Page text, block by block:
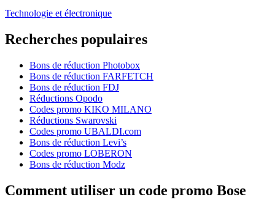
Technologie et électronique
Recherches populaires
Bons de réduction Photobox
Bons de réduction FARFETCH
Bons de réduction FDJ
Réductions Opodo
Codes promo KIKO MILANO
Réductions Swarovski
Codes promo UBALDI.com
Bons de réduction Levi’s
Codes promo LOBERON
Bons de réduction Modz
Comment utiliser un code promo Bose